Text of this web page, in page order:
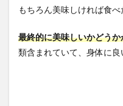
もちろん美味しければ食
最終的に美味しいかどう
類含まれていて、身体に良